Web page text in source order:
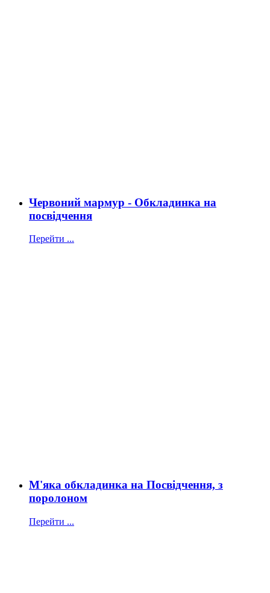
Червоний мармур - Обкладинка на
посвідчення
Перейти ...
М'яка обкладинка на Посвідчення, з
поролоном
Перейти ...